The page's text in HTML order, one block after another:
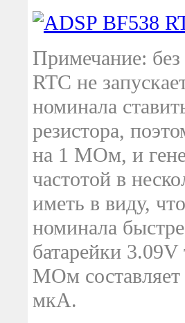
Примечание:
RTC не
номинала
резистора,
на 1 МОм, и
частотой в
иметь в виду,
номинала
батарейки 3.09V
МОм
мкА.